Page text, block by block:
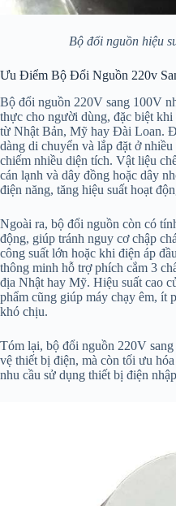
Bộ đổi nguồn hiệu
Ưu Điểm Bộ Đổi Nguồn 220v
Bộ đổi nguồn 220V sang 100V
thực cho người dùng, đặc biệt
từ Nhật Bản, Mỹ hay Đài Loan.
dàng di chuyển và lắp đặt ở
chiếm nhiều diện tích. Vật liệu
cán lạnh và dây đồng hoặc dây
điện năng, tăng hiệu suất hoạt
Ngoài ra, bộ đổi nguồn còn có
động, giúp tránh nguy cơ chập
công suất lớn hoặc khi điện áp
thông minh hỗ trợ phích cắm 3
địa Nhật hay Mỹ. Hiệu suất cao
phẩm cũng giúp máy chạy êm, ít
khó chịu.
Tóm lại, bộ đổi nguồn 220V
vệ thiết bị điện, mà còn tối ưu
nhu cầu sử dụng thiết bị điện